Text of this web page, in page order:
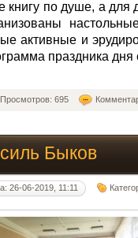
книгу по душе, а для
активные и
праздника
Просмотров: 695
Быков
26-06-2019, 11:11